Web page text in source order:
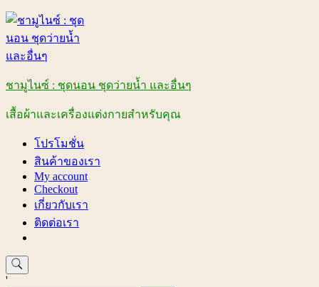
Skip
content
ชามูไนซ์ : ชุดนอน ชุดว่ายน้ำ และอื่นๆ
เสื้อผ้าและเครื่องแต่งกายสำหรับคุณ
โปรโมชั่น
สินค้าของเรา
My account
Checkout
เกี่ยวกับเรา
ติดต่อเรา
'